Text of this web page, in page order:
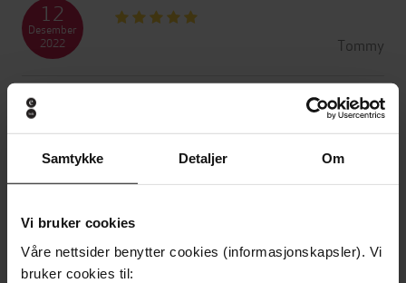
Samtykke Detaljer Om
Vi bruker cookies
Våre nettsider benytter cookies (informasjonskapsler). Vi
bruker cookies til:
Tommy
12
Desember
2022
Anja
Desember
2022
November
2022